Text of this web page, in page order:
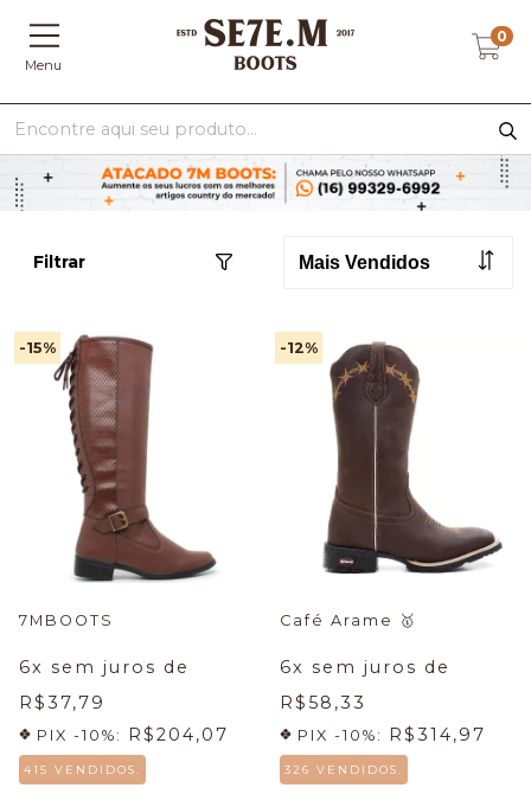
Menu
0
Filtrar
-15%
7MBOOTS
6x sem juros de
R$37,79
PIX -10%: R$204,07
415 VENDIDOS.
-12%
Café Arame 🥇
6x sem juros de
R$58,33
PIX -10%: R$314,97
326 VENDIDOS.